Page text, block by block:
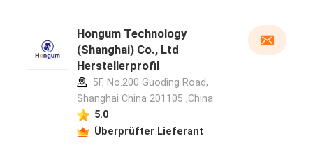
Hongum Technology
(Shanghai) Co., Ltd
Herstellerprofil
5F, No.200 Guoding Road,
Shanghai China 201105 ,China
5.0
Überprüfter Lieferant